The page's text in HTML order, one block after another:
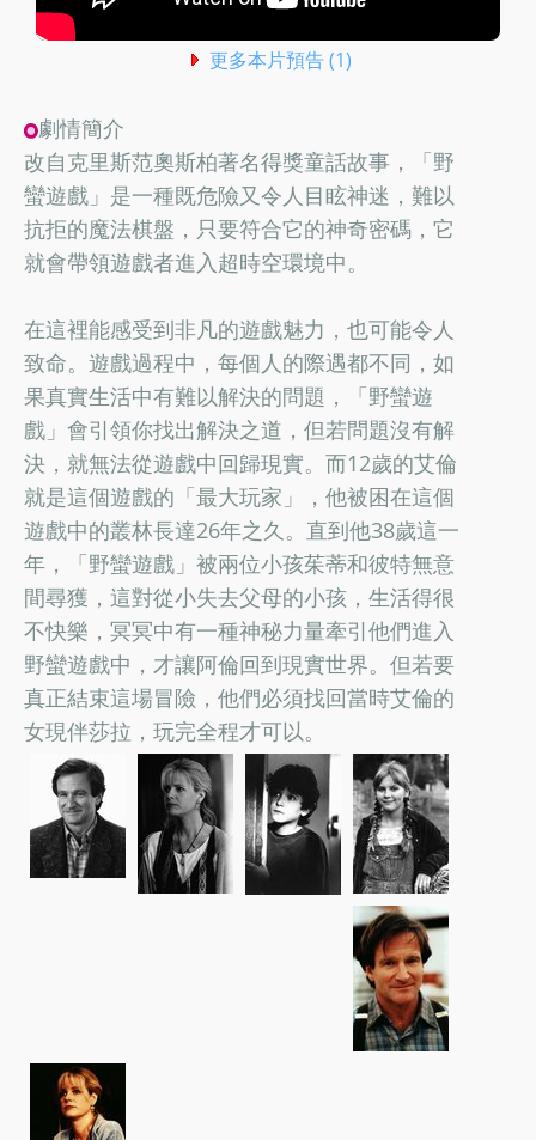
更多本片預告 (1)
劇情簡介
改自克里斯范奧斯柏著名得獎童話故事，「野
蠻遊戲」是一種既危險又令人目眩神迷，難以
抗拒的魔法棋盤，只要符合它的神奇密碼，它
就會帶領遊戲者進入超時空環境中。
在這裡能感受到非凡的遊戲魅力，也可能令人
致命。遊戲過程中，每個人的際遇都不同，如
果真實生活中有難以解決的問題，「野蠻遊
戲」會引領你找出解決之道，但若問題沒有解
決，就無法從遊戲中回歸現實。而12歲的艾倫
就是這個遊戲的「最大玩家」，他被困在這個
遊戲中的叢林長達26年之久。直到他38歲這一
年，「野蠻遊戲」被兩位小孩茱蒂和彼特無意
間尋獲，這對從小失去父母的小孩，生活得很
不快樂，冥冥中有一種神秘力量牽引他們進入
野蠻遊戲中，才讓阿倫回到現實世界。但若要
真正結束這場冒險，他們必須找回當時艾倫的
女現伴莎拉，玩完全程才可以。